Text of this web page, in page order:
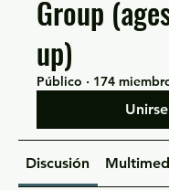
Group
up)
Público · 174
Unirse
Discusión